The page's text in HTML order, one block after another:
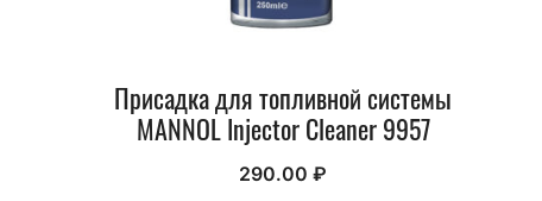
Присадка для топливной системы
MANNOL Injector Cleaner 9957
290.00 ₽